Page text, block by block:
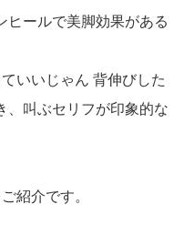
ヒールで美脚効果がある
いいじゃん 背伸びした
、叫ぶセリフが印象的な
紹介です。